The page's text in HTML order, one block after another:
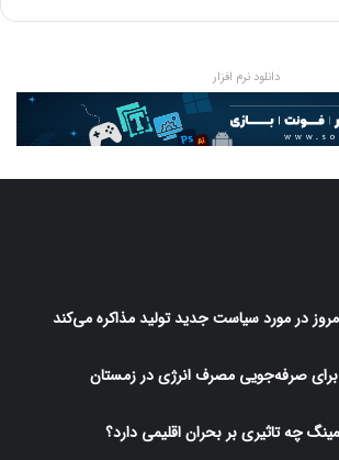
دانلود نرم افزار
در مورد سیاست جدید تولید مذاکره می‌کند
صرفه‌جویی مصرف انرژی در زمستان
چه تاثیری بر بحران اقلیمی دارد؟